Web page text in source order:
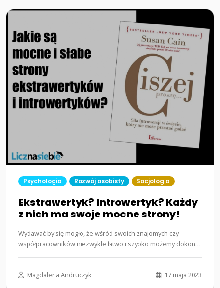
Psychologia Rozwój osobisty Socjologia
Ekstrawertyk? Introwertyk? Każdy
z nich ma swoje mocne strony!
Wydawać by się mogło, że wśród swoich znajomych czy
współpracowników niezwykle łatwo i szybko możemy dokonać
Magdalena Andruczyk 17 maja 2023